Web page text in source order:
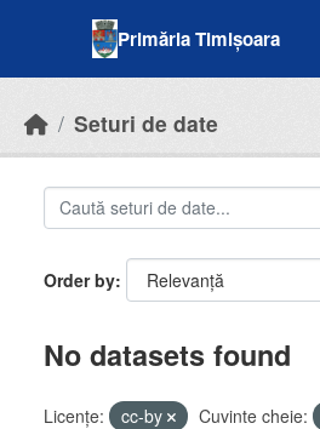
Primăria Timișoara
Seturi de date
Order by
No datasets found
Licenţe: cc-by Cuvinte cheie: